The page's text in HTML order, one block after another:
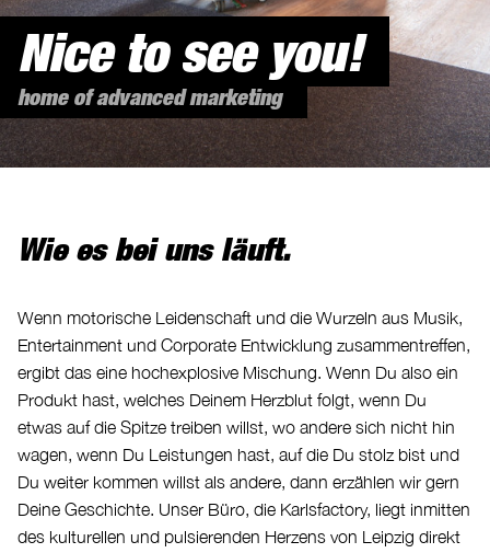
Nice to see you!
home of advanced marketing
Wie es bei uns läuft.
Wenn motorische Leidenschaft und die Wurzeln aus Musik,
Entertainment und Corporate Entwicklung zusammentreffen,
ergibt das eine hochexplosive Mischung. Wenn Du also ein
Produkt hast, welches Deinem Herzblut folgt, wenn Du
etwas auf die Spitze treiben willst, wo andere sich nicht hin
wagen, wenn Du Leistungen hast, auf die Du stolz bist und
Du weiter kommen willst als andere, dann erzählen wir gern
Deine Geschichte. Unser Büro, die Karlsfactory, liegt inmitten
des kulturellen und pulsierenden Herzens von Leipzig direkt